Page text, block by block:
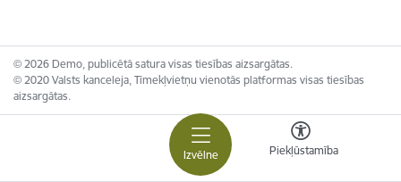
Izvēlne Piekļūstamība
© 2026 Demo, publicētā satura visas tiesības aizsargātas.
© 2020 Valsts kanceleja, Tīmekļvietņu vienotās platformas visas tiesības
aizsargātas.